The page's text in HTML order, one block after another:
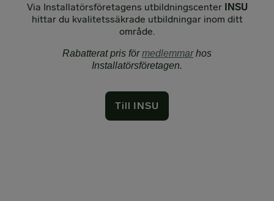
Via Installatörsföretagens utbildningscenter
INSU
hittar du kvalitetssäkrade utbildningar inom ditt
område.
Rabatterat pris förmedlemmarhos
Installatörsföretagen.
Till INSU